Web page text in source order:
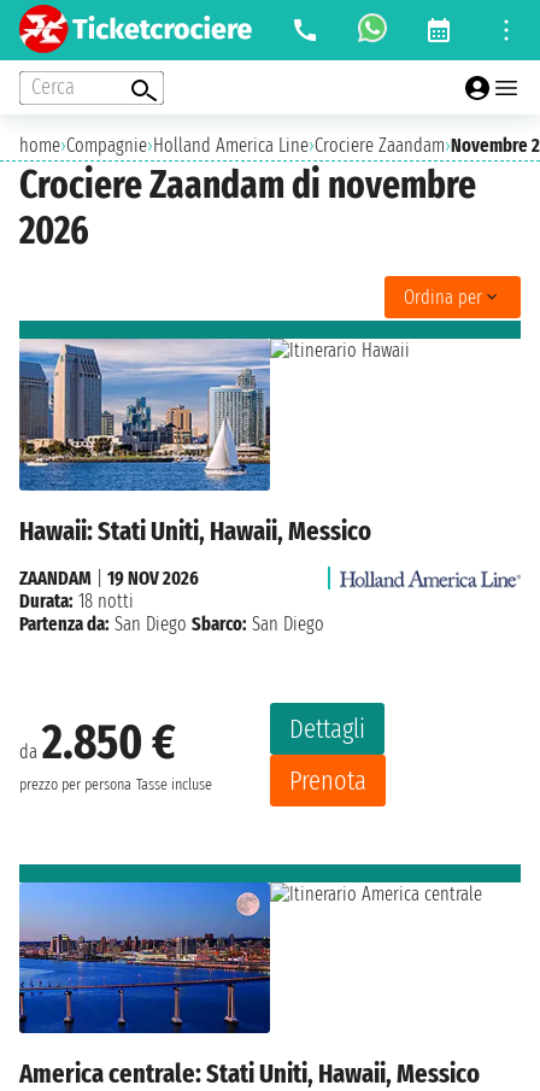
Cerca
home›Compagnie›Holland America Line›Crociere Zaandam›Novembre
Crociere Zaandam di novembre
2026
Ordina per
Hawaii: Stati Uniti, Hawaii, Messico
da 2.850 €
prezzo per persona Tasse incluse
Dettagli
Prenota
ZAANDAM
19 NOV 2026
Durata: 18 notti
Partenza da: San Diego Sbarco: San Diego
America centrale: Stati Uniti, Hawaii, Messico